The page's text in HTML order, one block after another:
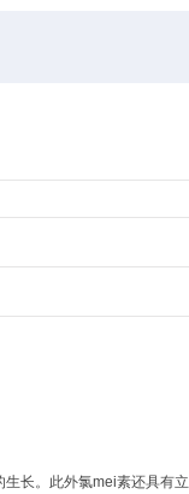
长。此外氯mei素还具有